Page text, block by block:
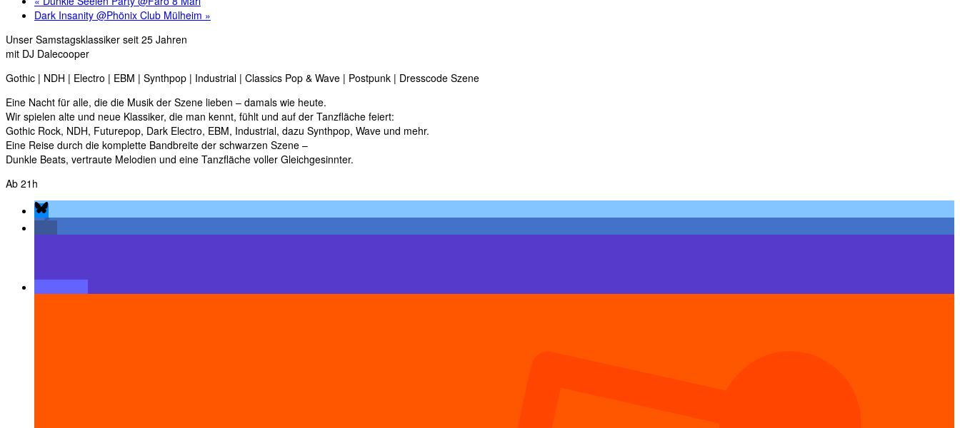
Dark Insanity @Phönix Club Mülheim »
Unser Samstagsklassiker seit 25 Jahren
mit DJ Dalecooper
Gothic | NDH | Electro | EBM | Synthpop | Industrial | Classics Pop & Wave | Postpunk | Dresscode Szene
Eine Nacht für alle, die die Musik der Szene lieben – damals wie heute.
Wir spielen alte und neue Klassiker, die man kennt, fühlt und auf der Tanzfläche feiert:
Gothic Rock, NDH, Futurepop, Dark Electro, EBM, Industrial, dazu Synthpop, Wave und mehr.
Eine Reise durch die komplette Bandbreite der schwarzen Szene –
Dunkle Beats, vertraute Melodien und eine Tanzfläche voller Gleichgesinnter.
Ab 21h